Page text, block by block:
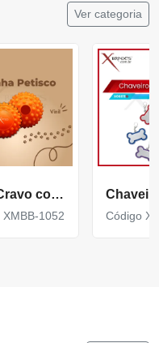
Ver categoria
Bola Cravo com Furo para Petisco Personalizada XMBB-1052
1052 Código